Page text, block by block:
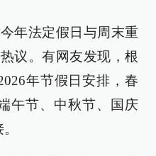
年法定假日与周末重
议。有网友发现，根
年节假日安排，春
午节、中秋节、国庆